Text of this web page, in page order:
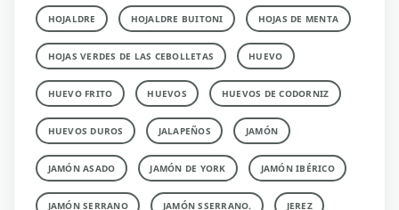
HOJALDRE HOJALDRE BUITONI HOJAS DE MENTA
HOJAS VERDES DE LAS CEBOLLETAS HUEVO
HUEVO FRITO HUEVOS HUEVOS DE CODORNIZ
HUEVOS DUROS JALAPEÑOS JAMÓN
JAMÓN ASADO JAMÓN DE YORK JAMÓN IBÉRICO
JAMÓN SERRANO JAMÓN SSERRANO. JEREZ